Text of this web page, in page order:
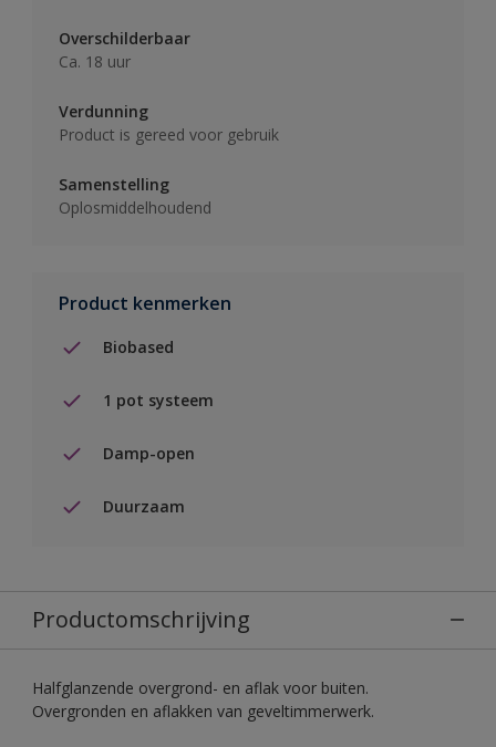
Overschilderbaar
Ca. 18 uur
Verdunning
Product is gereed voor gebruik
Samenstelling
Oplosmiddelhoudend
Product kenmerken
Biobased
1 pot systeem
Damp-open
Duurzaam
Productomschrijving
Halfglanzende overgrond- en aflak voor buiten.
Overgronden en aflakken van geveltimmerwerk.